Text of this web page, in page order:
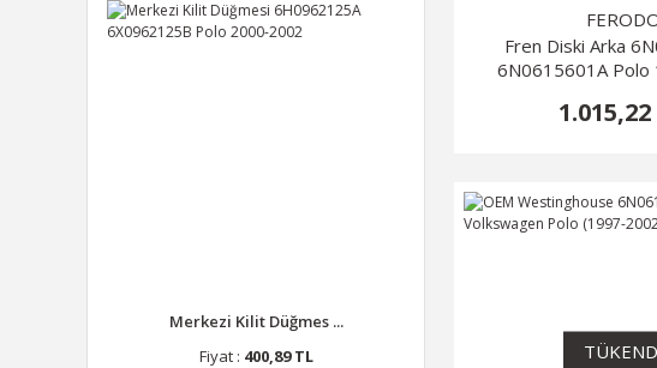
Merkezi Kilit Düğmes ...
Fiyat : 400,89 TL
Fren Diski Arka
6N0615601A